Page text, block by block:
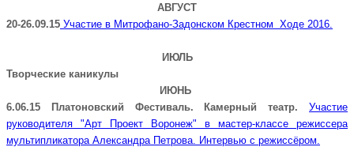
АВГУСТ
20-26.09.15 Участие в Митрофано-Задонском Крестном Ходе 2016.
ИЮЛЬ
Творческие каникулы
ИЮНЬ
6.06.15 Платоновский Фестиваль. Камерный театр.
Участие
руководителя "Арт Проект Воронеж" в мастер-классе режиссера
мультипликатора Александра Петрова. Интервью с режиссёром.